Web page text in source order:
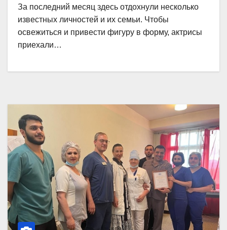
За последний месяц здесь отдохнули несколько
известных личностей и их семьи. Чтобы
освежиться и привести фигуру в форму, актрисы
приехали…